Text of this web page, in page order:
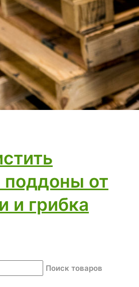
поддоны от
и грибка
Поиск товаров